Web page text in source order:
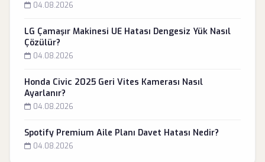
04.08.2026
LG Çamaşır Makinesi UE Hatası Dengesiz Yük Nasıl
Çözülür?
04.08.2026
Honda Civic 2025 Geri Vites Kamerası Nasıl
Ayarlanır?
04.08.2026
Spotify Premium Aile Planı Davet Hatası Nedir?
04.08.2026